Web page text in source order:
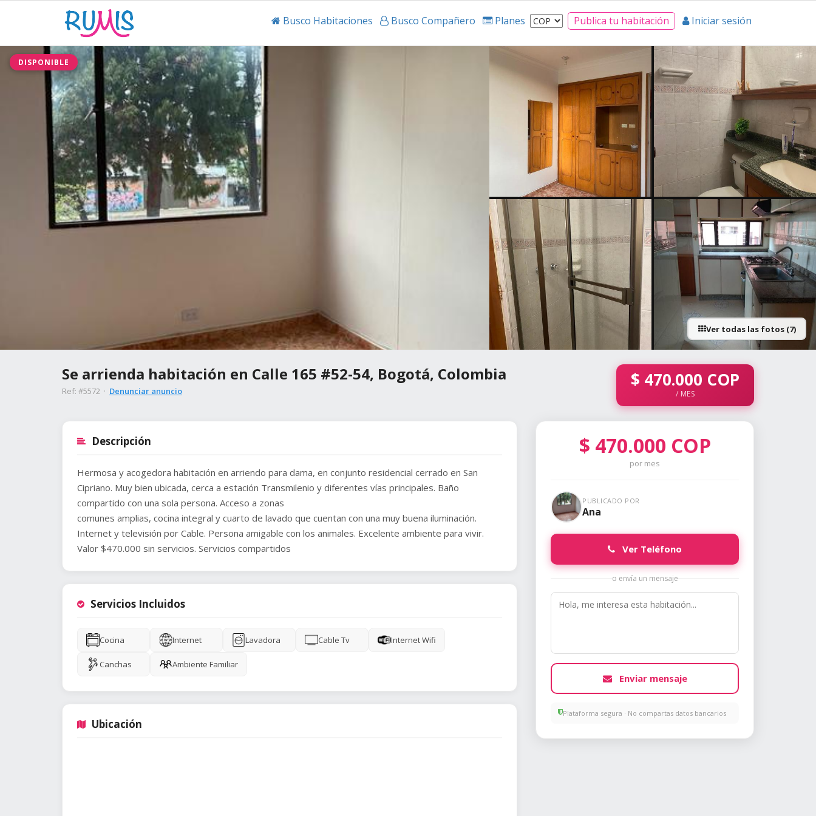
Busco Habitaciones Busco Compañero Planes Publica tu habitación Iniciar sesión
DISPONIBLE
Ver todas las fotos (7)
Se arrienda habitación en Calle 165 #52-54, Bogotá, Colombia
Ref: #5572 · Denunciar anuncio
$ 470.000 COP
/ MES
Descripción
Hermosa y acogedora habitación en arriendo para dama, en conjunto residencial cerrado en San
Cipriano. Muy bien ubicada, cerca a estación Transmilenio y diferentes vías principales. Baño
compartido con una sola persona. Acceso a zonas
comunes amplias, cocina integral y cuarto de lavado que cuentan con una muy buena iluminación.
Internet y televisión por Cable. Persona amigable con los animales. Excelente ambiente para vivir.
Valor $470.000 sin servicios. Servicios compartidos
Servicios Incluidos
Cocina Internet Lavadora Cable Tv Internet Wifi
Canchas Ambiente Familiar
Ubicación
$ 470.000 COP
por mes
PUBLICADO POR
Ana
Ver Teléfono
o envía un mensaje
Enviar mensaje
Plataforma segura · No compartas datos bancarios